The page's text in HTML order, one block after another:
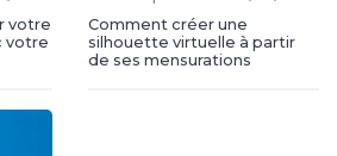
votre
votre
Comment créer une
silhouette virtuelle à partir
de ses mensurations